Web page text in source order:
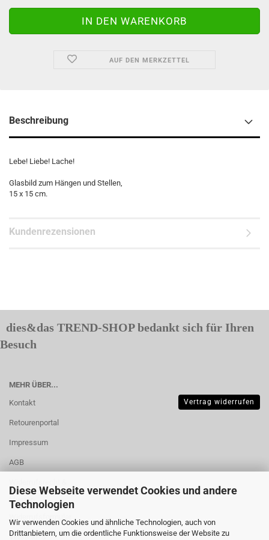
Diese Webseite verwendet Cookies und andere
Technologien
Wir verwenden Cookies und ähnliche Technologien, auch von
Drittanbietern, um die ordentliche Funktionsweise der Website zu
AUF DEN MERKZETTEL
Beschreibung
Lebe! Liebe! Lache!
Glasbild zum Hängen und Stellen,
15 x 15 cm.
Kundenrezensionen
dies&das TREND-SHOP bedankt sich für Ihren
Besuch
MEHR ÜBER...
Kontakt
Retourenportal
Impressum
AGB
Muster-
Widerrufsformular
Versand- &
Vertrag widerrufen